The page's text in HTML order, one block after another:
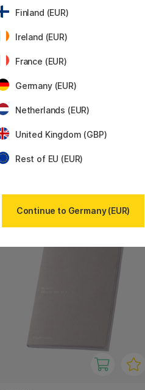
Ki-Monogatari Eco Buntstifte
Finland (EUR)
Ireland (EUR)
France (EUR)
Germany (EUR)
Netherlands (EUR)
United Kingdom (GBP)
Rest of EU (EUR)
Continue to Germany (EUR)